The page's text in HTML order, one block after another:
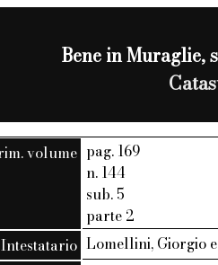
Bene in Muraglie,
volume pag. 169
n. 144
sub. 5
parte 2
Intestatario Lomellini, Giorgio